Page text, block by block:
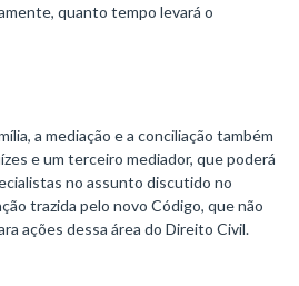
quanto tempo levará o
a mediação e a conciliação também
e um terceiro mediador, que poderá
no assunto discutido no
trazida pelo novo Código, que não
ações dessa área do Direito Civil.